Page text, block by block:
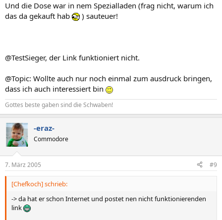
Und die Dose war in nem Spezialladen (frag nicht, warum ich
das da gekauft hab
) sauteuer!
@TestSieger, der Link funktioniert nicht.
@Topic: Wollte auch nur noch einmal zum ausdruck bringen,
dass ich auch interessiert bin
Gottes beste gaben sind die Schwaben!
-eraz-
Commodore
7. März 2005 #9
[Chefkoch] schrieb:
-> da hat er schon Internet und postet nen nicht funktionierenden
link